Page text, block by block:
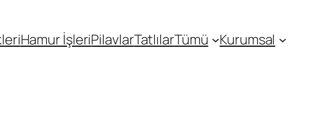
Hamur İşleriPilavlarTatlılarTümü Kurumsal